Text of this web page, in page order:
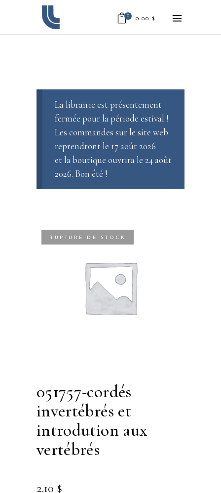
0 0.00 $
La librairie est présentement
fermée pour la période estival !
Les commandes sur le site web
reprendront le 17 août 2026
et la boutique ouvrira le 24 août
2026. Bon été !
RUPTURE DE STOCK
051757-cordés
invertébrés et
introdution aux
vertébrés
2.10 $